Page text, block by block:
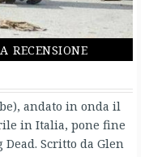
recensione
andato in onda il
in Italia, pone fine
Scritto da Glen